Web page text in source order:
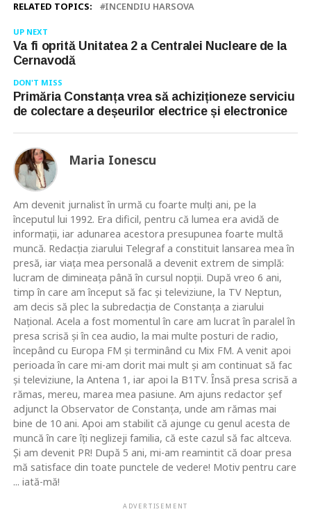
RELATED TOPICS: INCENDIU HARSOVA
UP NEXT
Va fi oprită Unitatea 2 a Centralei Nucleare de la
Cernavodă
DON'T MISS
Primăria Constanța vrea să achiziționeze serviciu
de colectare a deșeurilor electrice și electronice
Maria Ionescu
Am devenit jurnalist în urmă cu foarte mulţi ani, pe la
începutul lui 1992. Era dificil, pentru că lumea era avidă de
informaţii, iar adunarea acestora presupunea foarte multă
muncă. Redacţia ziarului Telegraf a constituit lansarea mea în
presă, iar viaţa mea personală a devenit extrem de simplă:
lucram de dimineaţa până în cursul nopţii. După vreo 6 ani,
timp în care am început să fac şi televiziune, la TV Neptun,
am decis să plec la subredacţia de Constanţa a ziarului
Naţional. Acela a fost momentul în care am lucrat în paralel în
presa scrisă şi în cea audio, la mai multe posturi de radio,
începând cu Europa FM şi terminând cu Mix FM. A venit apoi
perioada în care mi-am dorit mai mult şi am continuat să fac
şi televiziune, la Antena 1, iar apoi la B1TV. Însă presa scrisă a
rămas, mereu, marea mea pasiune. Am ajuns redactor şef
adjunct la Observator de Constanţa, unde am rămas mai
bine de 10 ani. Apoi am stabilit că ajunge cu genul acesta de
muncă în care îţi neglizeji familia, că este cazul să fac altceva.
Şi am devenit PR! După 5 ani, mi-am reamintit că doar presa
mă satisface din toate punctele de vedere! Motiv pentru care
... iată-mă!
ADVERTISEMENT